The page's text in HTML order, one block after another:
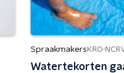
Spraakmakers KRO-
Watertekorten